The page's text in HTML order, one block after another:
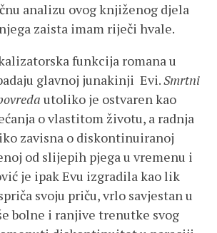
analizu ovog knjiženog djela
zaista imam riječi hvale.
funkcija romana u
glavnoj junakinji Evi.Smrtni
utoliko je ostvaren kao
o vlastitom životu, a radnja
zavisna o diskontinuiranoj
od slijepih pjega u vremenu i
je ipak Evu izgradila kao lik
svoju priču, vrlo savjestan u
bolne i ranjive trenutke svog